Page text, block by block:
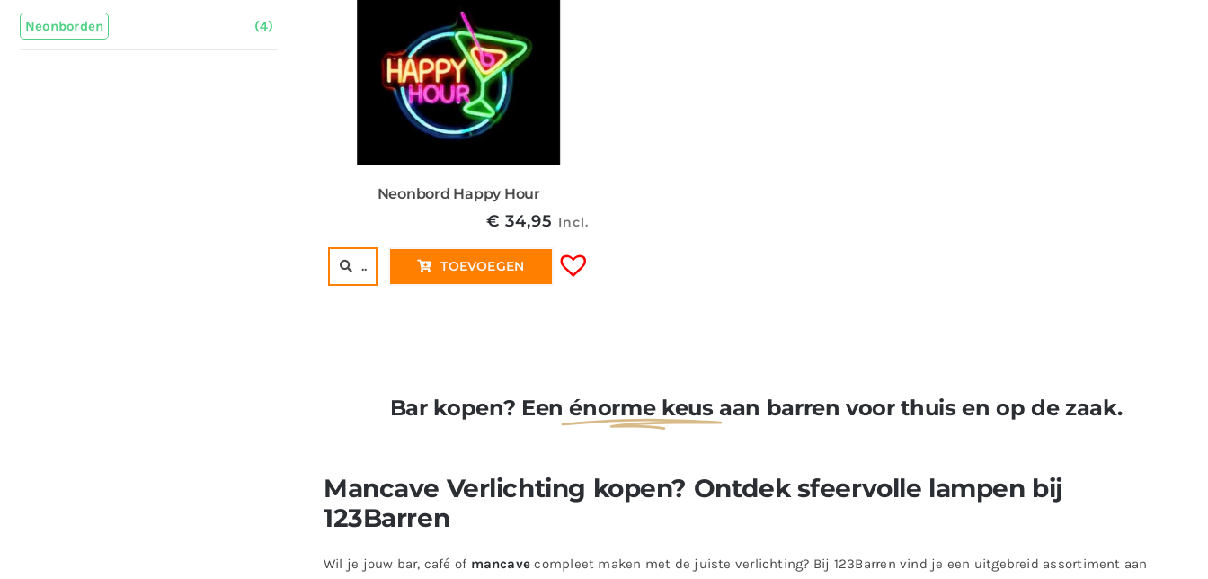
Neonborden (4)
Neonbord Happy Hour
€ 34,95 Incl.
.. TOEVOEGEN
Bar kopen? Een énorme keus aan barren voor thuis en op de zaak.
Mancave Verlichting kopen? Ontdek sfeervolle lampen bij
123Barren
Wil je jouw bar, café of mancave compleet maken met de juiste verlichting? Bij 123Barren vind je een uitgebreid assortiment aan